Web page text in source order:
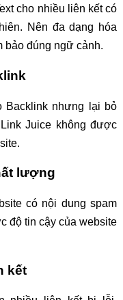
cho nhiều liên kết có
Nên đa dạng hóa
bảo đúng ngữ cảnh.
Backlink nhưng lại bỏ
Juice không được
lượng
có nội dung spam
độ tin cậy của website
kết